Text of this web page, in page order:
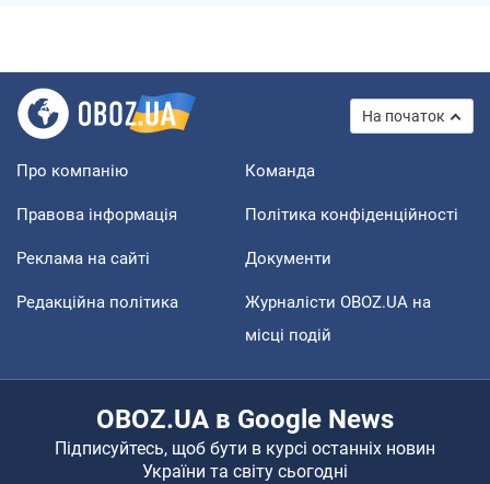
На початок
Про компанію Команда
Правова інформація Політика конфіденційності
Реклама на сайті Документи
Редакційна політика
Журналісти OBOZ.UA на
місці подій
OBOZ.UA в Google News
Підписуйтесь, щоб бути в курсі останніх новин
України та світу сьогодні